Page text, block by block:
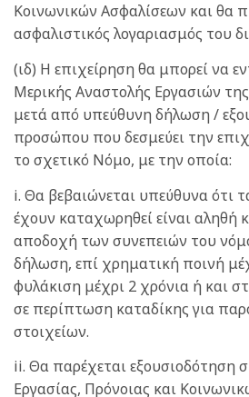
Κοινωνικών Ασφαλίσεων και θα
ασφαλιστικός λογαριασμός του
(ιδ) Η επιχείρηση θα μπορεί να
Μερικής Αναστολής Εργασιών
μετά από υπεύθυνη δήλωση /
προσώπου που δεσμεύει την
το σχετικό Νόμο, με την οποία:
i. Θα βεβαιώνεται υπεύθυνα ότι
έχουν καταχωρηθεί είναι αληθή
αποδοχή των συνεπειών του
δήλωση, επί χρηματική ποινή
φυλάκιση μέχρι 2 χρόνια ή και
σε περίπτωση καταδίκης για
στοιχείων.
ii. Θα παρέχεται εξουσιοδότηση
Εργασίας, Πρόνοιας και